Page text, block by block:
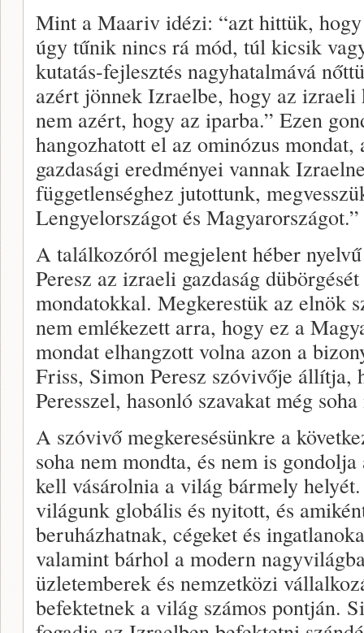
Mint a Maariv idézi: “azt hittük,
úgy tűnik nincs rá mód, túl kicsik
kutatás-fejlesztés nagyhatalmává
azért jönnek Izraelbe, hogy az izraeli
nem azért, hogy az iparba.” Ezen
hangozhatott el az ominózus
gazdasági eredményei vannak
függetlenséghez jutottunk,
Lengyelországot és Magyarországot.”
A találkozóról megjelent héber
Peresz az izraeli gazdaság
mondatokkal. Megkerestük az elnök
nem emlékezett arra, hogy ez a
mondat elhangzott volna azon a
Friss, Simon Peresz szóvivője állítja,
Peresszel, hasonló szavakat még
A szóvivő megkeresésünkre a
soha nem mondta, és nem is
kell vásárolnia a világ bármely
világunk globális és nyitott, és
beruházhatnak, cégeket és
valamint bárhol a modern
üzletemberek és nemzetközi
befektetnek a világ számos pontján.